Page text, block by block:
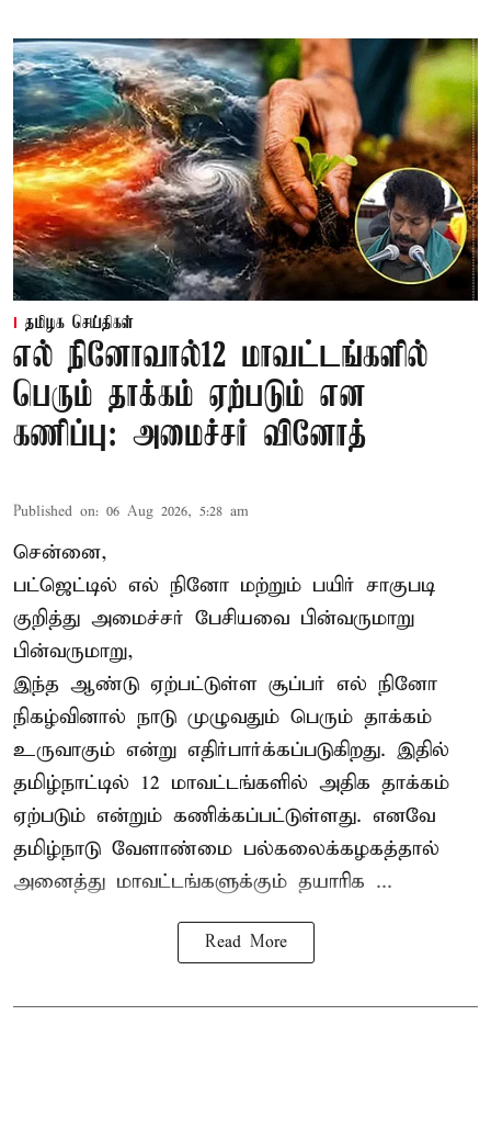
தமிழக செய்திகள்
எல் நினோவால்12 மாவட்டங்களில்
பெரும் தாக்கம் ஏற்படும் என
கணிப்பு: அமைச்சர் வினோத்
Published on: 06 Aug 2026, 5:28 am
சென்னை,
பட்ஜெட்டில் எல் நினோ மற்றும் பயிர் சாகுபடி
குறித்து அமைச்சர் பேசியவை பின்வருமாறு
பின்வருமாறு,
இந்த ஆண்டு ஏற்பட்டுள்ள சூப்பர் எல் நினோ
நிகழ்வினால் நாடு முழுவதும் பெரும் தாக்கம்
உருவாகும் என்று எதிர்பார்க்கப்படுகிறது. இதில்
தமிழ்நாட்டில் 12 மாவட்டங்களில் அதிக தாக்கம்
ஏற்படும் என்றும் கணிக்கப்பட்டுள்ளது. எனவே
தமிழ்நாடு வேளாண்மை பல்கலைக்கழகத்தால்
அனைத்து மாவட்டங்களுக்கும் தயாரிக ...
Read More